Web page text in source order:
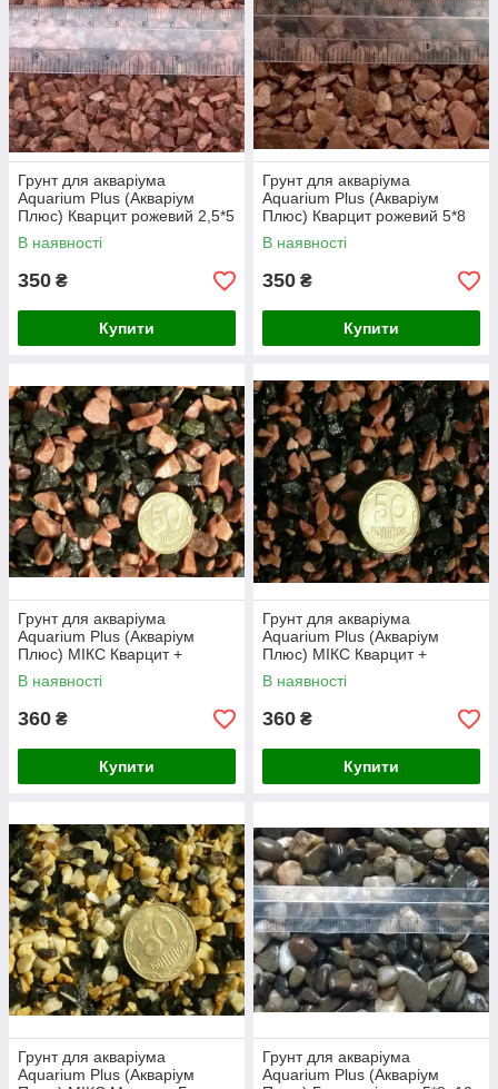
Грунт для акваріума
Aquarium Plus (Акваріум
Плюс) Кварцит рожевий 2,5*5
мм, 10 кг
В наявності
350 ₴
Купити
Грунт для акваріума
Aquarium Plus (Акваріум
Плюс) Кварцит рожевий 5*8
мм, 10 кг
В наявності
350 ₴
Купити
Грунт для акваріума
Aquarium Plus (Акваріум
Плюс) МІКС Кварцит +
Базальт 5*8 мм, 10 кг
В наявності
360 ₴
Купити
Грунт для акваріума
Aquarium Plus (Акваріум
Плюс) МІКС Кварцит +
Базальт 2,5*5 мм, 10 кг
В наявності
360 ₴
Купити
Грунт для акваріума
Aquarium Plus (Акваріум
Грунт для акваріума
Aquarium Plus (Акваріум